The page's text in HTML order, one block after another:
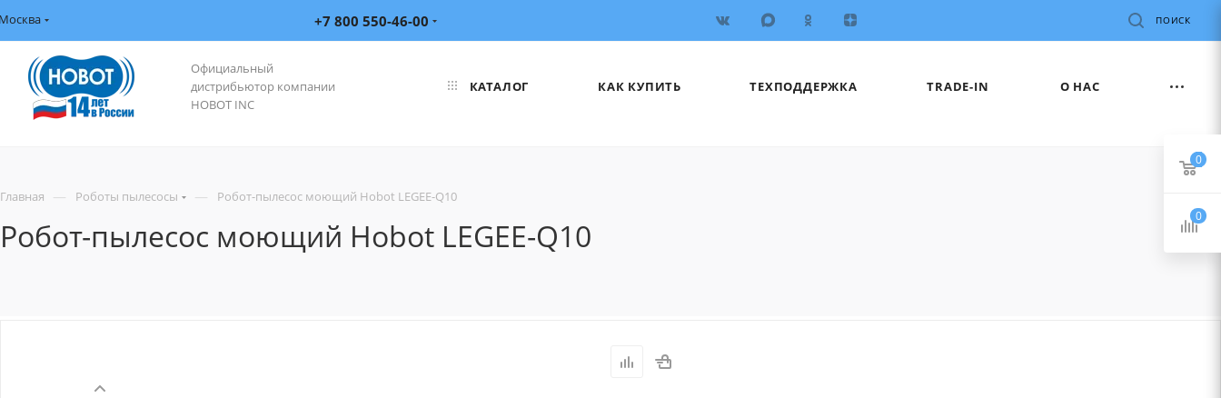
+7 800 550-46-00 ПОИСК
Официальный
дистрибьютор компании
HOBOT INC
КАТАЛОГ КАК КУПИТЬ ТЕХПОДДЕРЖКА TRADE-IN О НАС
Главная — Роботы пылесосы — Робот-пылесос моющий Hobot LEGEE-Q10
Робот-пылесос моющий Hobot LEGEE-Q10
0
0